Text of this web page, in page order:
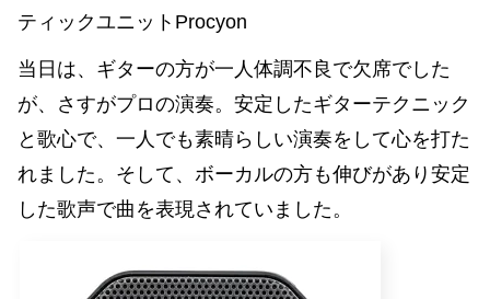
ティックユニットProcyon
当日は、ギターの方が一人体調不良で欠席でした
が、さすがプロの演奏。安定したギターテクニック
と歌心で、一人でも素晴らしい演奏をして心を打た
れました。そして、ボーカルの方も伸びがあり安定
した歌声で曲を表現されていました。